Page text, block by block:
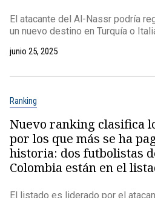
El atacante del Al-Nassr podría
un nuevo destino en Turquía o
junio 25, 2025
Ranking
Nuevo ranking clasifica
por los que más se ha
historia: dos futbolistas
Colombia están en el
El listado es liderado por el